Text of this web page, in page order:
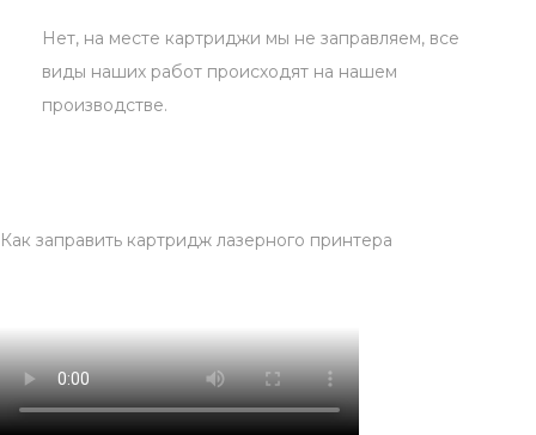
Нет, на месте картриджи мы не заправляем, все
виды наших работ происходят на нашем
производстве.
Как заправить картридж лазерного принтера